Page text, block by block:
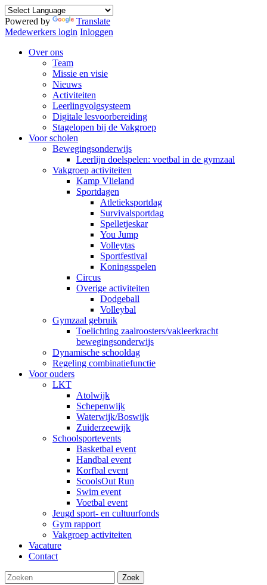
Powered by
Translate
Medewerkers login Inloggen
Over ons
Team
Missie en visie
Nieuws
Activiteiten
Leerlingvolgsysteem
Digitale lesvoorbereiding
Stagelopen bij de Vakgroep
Voor scholen
Bewegingsonderwijs
Leerlijn doelspelen: voetbal in de gymzaal
Vakgroep activiteiten
Kamp Vlieland
Sportdagen
Atletieksportdag
Survivalsportdag
Spelletjeskar
You Jump
Volleytas
Sportfestival
Koningsspelen
Circus
Overige activiteiten
Dodgeball
Volleybal
Gymzaal gebruik
Toelichting zaalroosters/vakleerkracht
bewegingsonderwijs
Dynamische schooldag
Regeling combinatiefunctie
Voor ouders
LKT
Atolwijk
Schepenwijk
Waterwijk/Boswijk
Zuiderzeewijk
Schoolsportevents
Basketbal event
Handbal event
Korfbal event
ScoolsOut Run
Swim event
Voetbal event
Jeugd sport- en cultuurfonds
Gym rapport
Vakgroep activiteiten
Vacature
Contact
Zoek